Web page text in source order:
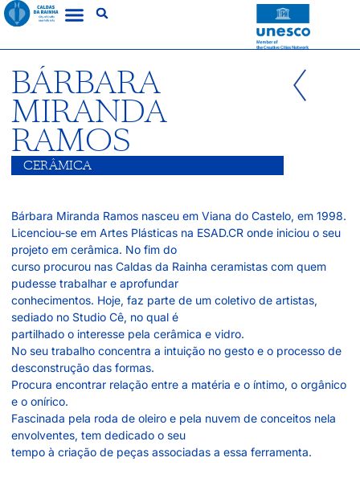
BÁRBARA
MIRANDA
RAMOS
CERÂMICA
Bárbara Miranda Ramos nasceu em Viana do Castelo, em 1998.
Licenciou-se em Artes Plásticas na ESAD.CR onde iniciou o seu
projeto em cerâmica. No fim do
curso procurou nas Caldas da Rainha ceramistas com quem
pudesse trabalhar e aprofundar
conhecimentos. Hoje, faz parte de um coletivo de artistas,
sediado no Studio Cê, no qual é
partilhado o interesse pela cerâmica e vidro.
No seu trabalho concentra a intuição no gesto e o processo de
desconstrução das formas.
Procura encontrar relação entre a matéria e o íntimo, o orgânico
e o onírico.
Fascinada pela roda de oleiro e pela nuvem de conceitos nela
envolventes, tem dedicado o seu
tempo à criação de peças associadas a essa ferramenta.